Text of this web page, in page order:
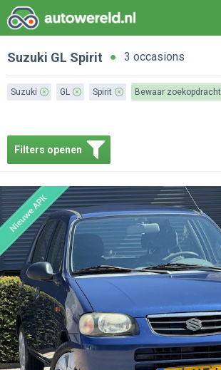
Suzuki GL Spirit 3 occasions
Suzuki GL Spirit Bewaar zoekopdracht
Filters openen